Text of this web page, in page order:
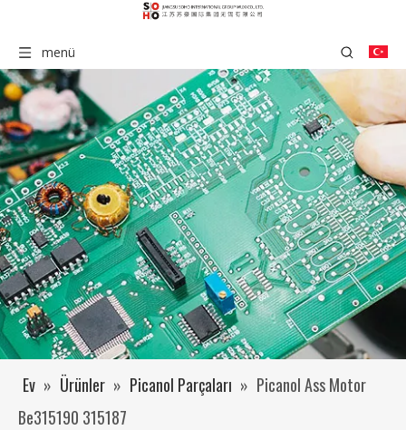
menü
Ev » Ürünler » Picanol Parçaları » Picanol Ass Motor
Be315190 315187